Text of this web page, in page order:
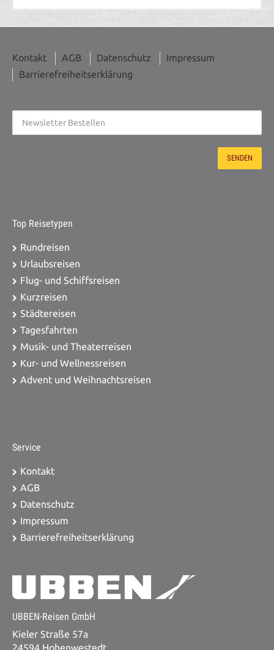
Kontakt AGB Datenschutz
Impressum
Barrierefreiheitserklärung
Top Reisetypen
Rundreisen
Urlaubsreisen
Flug- und Schiffsreisen
Kurzreisen
Städtereisen
Tagesfahrten
Musik- und Theaterreisen
Kur- und Wellnessreisen
Advent und Weihnachtsreisen
Service
Kontakt
AGB
Datenschutz
Impressum
Barrierefreiheitserklärung
UBBEN-Reisen GmbH
Kieler Straße 57a
24594 Hohenwestedt